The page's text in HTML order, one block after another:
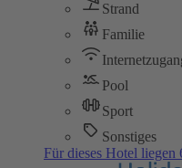
Strand
Familie
Pool
Sport
Sonstiges
Für dieses Hotel